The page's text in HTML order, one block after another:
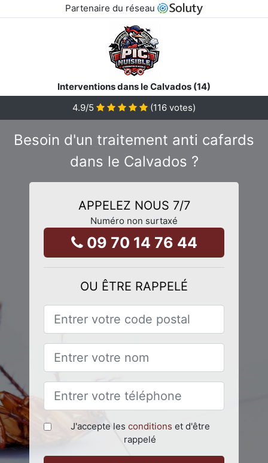
Partenaire du réseau
Interventions dans le Calvados (14)
4.9/5 (116 votes)
Besoin d'un traitement anti cafards
dans le Calvados ?
APPELEZ NOUS 7/7
Numéro non surtaxé
09 70 14 76 44
OU ÊTRE RAPPELÉ
J'accepte les conditions et d'être
rappelé